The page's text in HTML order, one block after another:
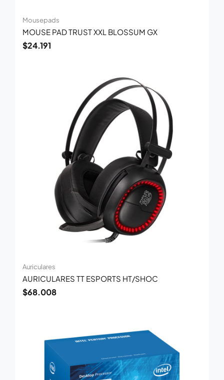
Mousepads
MOUSE PAD TRUST XXL BLOSSUM GX
$24.191
Auriculares
AURICULARES TT ESPORTS HT/SHOC
$68.008